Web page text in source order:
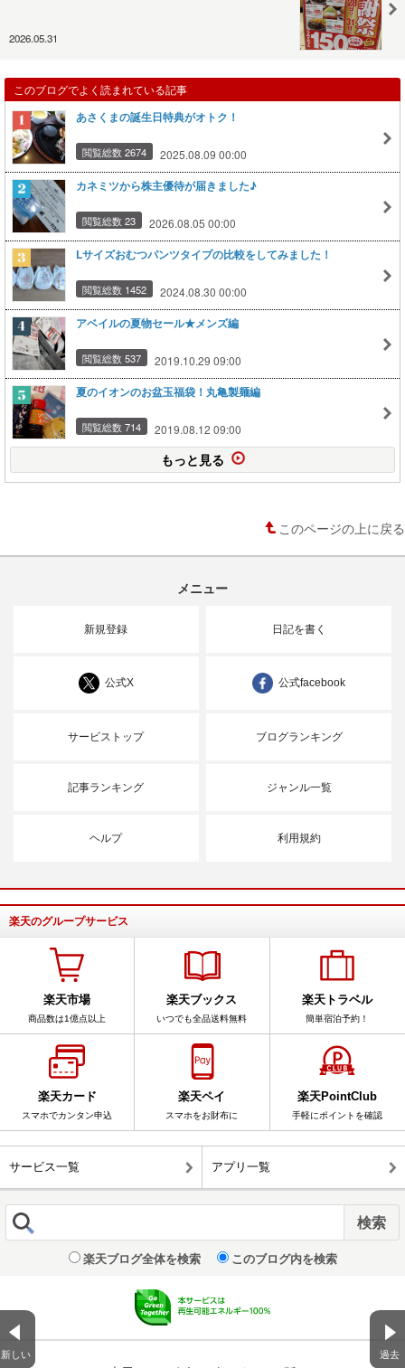
新しい 過去
2026.05.31
このブログでよく読まれている記事
あさくまの誕生日特典がオトク！
閲覧総数 2674 2025.08.09 00:00
カネミツから株主優待が届きました♪
閲覧総数 23 2026.08.05 00:00
Lサイズおむつパンツタイプの比較をしてみました！
閲覧総数 1452 2024.08.30 00:00
アベイルの夏物セール★メンズ編
閲覧総数 537 2019.10.29 09:00
夏のイオンのお盆玉福袋！丸亀製麺編
閲覧総数 714 2019.08.12 09:00
もっと見る
このページの上に戻る
メニュー
新規登録 日記を書く
公式X 公式facebook
サービストップ ブログランキング
記事ランキング ジャンル一覧
ヘルプ 利用規約
楽天のグループサービス
楽天市場
商品数は1億点以上
楽天ブックス
いつでも全品送料無料
楽天トラベル
簡単宿泊予約！
楽天カード
スマホでカンタン申込
楽天ペイ
スマホをお財布に
楽天PointClub
手軽にポイントを確認
サービス一覧 アプリ一覧
楽天ブログ全体を検索 このブログ内を検索